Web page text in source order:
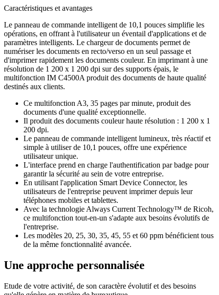
Caractéristiques et avantages
Le panneau de commande intelligent de 10,1 pouces simplifie les
opérations, en offrant à l'utilisateur un éventail d'applications et de
paramètres intelligents. Le chargeur de documents permet de
numériser les documents en recto/verso en un seul passage et
d'imprimer rapidement les documents couleur. En imprimant à une
résolution de 1 200 x 1 200 dpi sur des supports épais, le
multifonction IM C4500A produit des documents de haute qualité
destinés aux clients.
Ce multifonction A3, 35 pages par minute, produit des
documents d'une qualité exceptionnelle.
Il produit des documents couleur haute résolution : 1 200 x 1
200 dpi.
Le panneau de commande intelligent lumineux, très réactif et
simple à utiliser de 10,1 pouces, offre une expérience
utilisateur unique.
L'interface prend en charge l'authentification par badge pour
garantir la sécurité au sein de votre entreprise.
En utilisant l'application Smart Device Connector, les
utilisateurs de l'entreprise peuvent imprimer depuis leur
téléphones mobiles et tablettes.
Avec la technologie Always Current Technology™ de Ricoh,
ce multifonction tout-en-un s'adapte aux besoins évolutifs de
l'entreprise.
Les modèles 20, 25, 30, 35, 45, 55 et 60 ppm bénéficient tous
de la même fonctionnalité avancée.
Une approche personnalisée
Etude de votre activité, de son caractère évolutif et des besoins